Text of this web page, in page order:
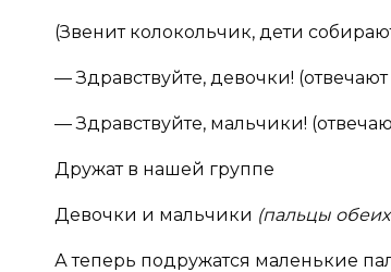
(Звенит колокольчик, дети
— Здравствуйте, девочки!
— Здравствуйте, мальчики!
Дружат в нашей группе
Девочки и мальчики (пальцы
А теперь подружатся маленькие